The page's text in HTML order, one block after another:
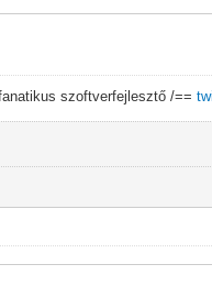
szoftverfejlesztő /==